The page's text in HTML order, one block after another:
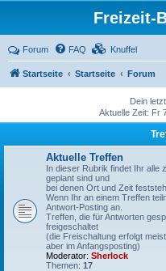
Freizeit-
Forum FAQ Knuffel
Startseite Startseite Forum
Dein
Aktuelle Zeit: Fr
Aktuelle Treffen
In dieser Rubrik findet Ihr alle
geplant sind und
bei denen Ort und Zeit
Wenn Ihr an einem Treffen
Antwort-Posting an.
Treffen, die für Antworten
freigeschaltet
(die Freischaltung erfolgt
aber im Anfangsposting)
Moderator: Sherlock
Themen: 17